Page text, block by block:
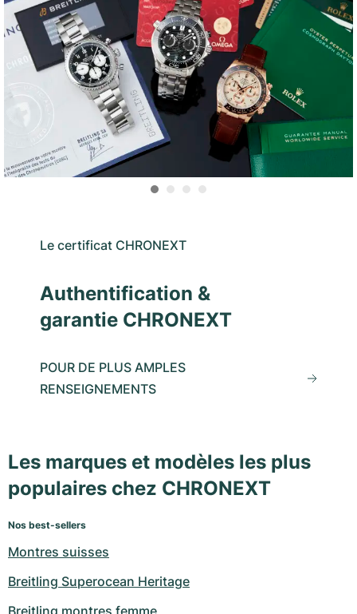
Le certificat CHRONEXT
Authentification &
garantie CHRONEXT
POUR DE PLUS AMPLES
RENSEIGNEMENTS
Les marques et modèles les plus
populaires chez CHRONEXT
Nos best-sellers
Montres suisses
Breitling Superocean Heritage